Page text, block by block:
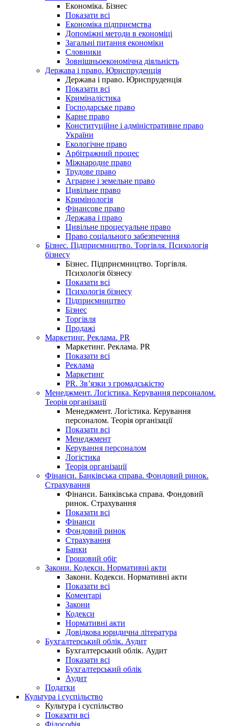
Економіка. Бізнес
Показати всі
Економіка підприємства
Допоміжні методи в економіці
Загальні питання економіки
Словники
Зовнішньоекономічна діяльність
Держава і право. Юриспруденція
Держава і право. Юриспруденція
Показати всі
Криміналістика
Господарське право
Карне право
Конституційне і адміністративне право
України
Екологічне право
Арбітражний процес
Міжнародне право
Трудове право
Аграрне і земельне право
Цивільне право
Кримінологія
Фінансове право
Держава і право
Цивільне процесуальне право
Право соціального забезпечення
Бізнес. Підприємництво. Торгівля. Психологія
бізнесу
Бізнес. Підприємництво. Торгівля.
Психологія бізнесу
Показати всі
Психологія бізнесу
Підприємництво
Бізнес
Торгівля
Продажі
Маркетинг. Реклама. PR
Маркетинг. Реклама. PR
Показати всі
Реклама
Маркетинг
PR. Зв’язки з громадськістю
Менеджмент. Логістика. Керування персоналом.
Теорія організації
Менеджмент. Логістика. Керування
персоналом. Теорія організації
Показати всі
Менеджмент
Керування персоналом
Логістика
Теорія організації
Фінанси. Банківська справа. Фондовий ринок.
Страхування
Фінанси. Банківська справа. Фондовий
ринок. Страхування
Показати всі
Фінанси
Фондовий ринок
Страхування
Банки
Грошовий обіг
Закони. Кодекси. Нормативні акти
Закони. Кодекси. Нормативні акти
Показати всі
Коментарі
Закони
Кодекси
Нормативні акти
Довідкова юридична література
Бухгалтерський облік. Аудит
Бухгалтерський облік. Аудит
Показати всі
Бухгалтерський облік
Аудит
Податки
Культура і суспільство
Культура і суспільство
Показати всі
Філософія